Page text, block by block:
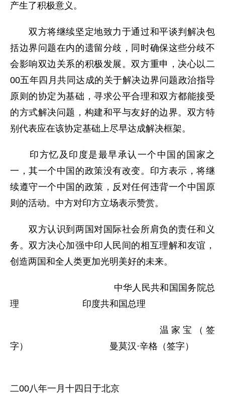
产生了积极意义。
双方将继续坚定地致力于通过和平谈判解决包
括边界问题在内的遗留分歧，同时确保这些分歧不
会影响双边关系的积极发展。双方重申，决心以二
00五年四月共同达成的关于解决边界问题政治指导
原则的协定为基础，寻求公平合理和双方都能接受
的方式解决问题，构建和平与友好的边界。双方特
别代表应在该协定基础上尽早达成解决框架。
印方忆及印度是最早承认一个中国的国家之
一，其一个中国的政策没有改变。印方表示，将继
续遵守一个中国的政策，反对任何违背一个中国原
则的活动。中方对印方立场表示赞赏。
双方认识到两国对国际社会所肩负的责任和义
务。双方决心加强中印人民间的相互理解和友谊，
创造两国和全人类更加光明美好的未来。
中华人民共和国国务院总
理 印度共和国总理
温家宝（签
字） 曼莫汉·辛格（签字）
二00八年一月十四日于北京